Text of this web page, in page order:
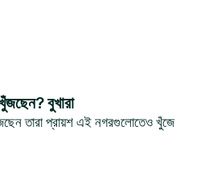
বুখারা
তারা প্রায়শ এই নগরগুলোতেও খুঁজে